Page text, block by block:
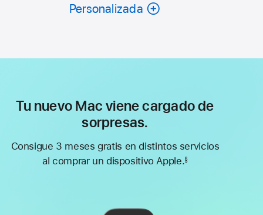
Personalizada
Tu nuevo Mac viene cargado de
sorpresas.
Consigue 3 meses gratis en distintos servicios
al comprar un dispositivo Apple.§